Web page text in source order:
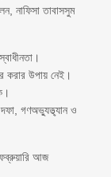
নাফিসা তাবাসসুম
করার উপায় নেই।
দফা, গণঅভ্যুত্থ্যান ও
আজ